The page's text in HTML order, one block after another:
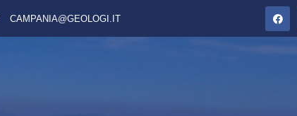
CAMPANIA@GEOLOGI.IT